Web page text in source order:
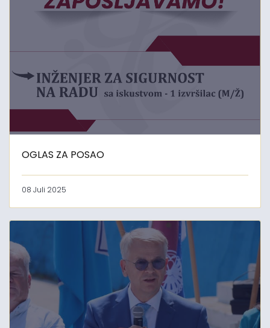
OGLAS ZA POSAO
08 Juli 2025